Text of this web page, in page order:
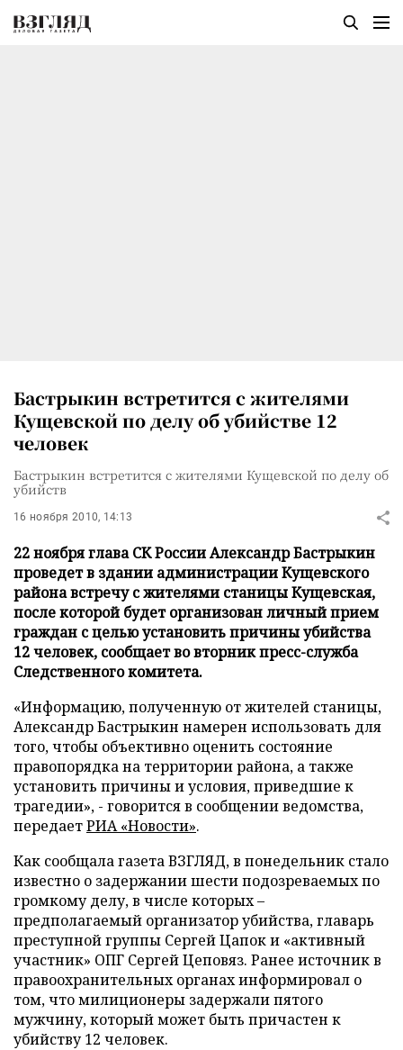
Бастрыкин встретится с жителями
Кущевской по делу об убийстве 12
человек
Бастрыкин встретится с жителями Кущевской по делу об
убийств
16 ноября 2010, 14:13
22 ноября глава СК России Александр Бастрыкин
проведет в здании администрации Кущевского
района встречу с жителями станицы Кущевская,
после которой будет организован личный прием
граждан с целью установить причины убийства
12 человек, сообщает во вторник пресс-служба
Следственного комитета.
«Информацию, полученную от жителей станицы,
Александр Бастрыкин намерен использовать для
того, чтобы объективно оценить состояние
правопорядка на территории района, а также
установить причины и условия, приведшие к
трагедии», - говорится в сообщении ведомства,
передаетРИА «Новости».
Как сообщала газета ВЗГЛЯД, в понедельник стало
известно о задержании шести подозреваемых по
громкому делу, в числе которых –
предполагаемый организатор убийства, главарь
преступной группы Сергей Цапок и «активный
участник» ОПГ Сергей Цеповяз. Ранее источник в
правоохранительных органах информировал о
том, что милиционеры задержали пятого
мужчину, который может быть причастен к
убийству 12 человек.